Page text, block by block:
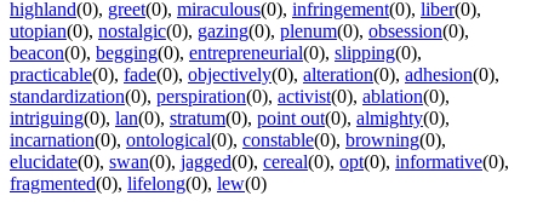
highland(0), greet(0), miraculous(0), infringement(0), liber(0),
utopian(0), nostalgic(0), gazing(0), plenum(0), obsession(0),
beacon(0), begging(0), entrepreneurial(0), slipping(0),
practicable(0), fade(0), objectively(0), alteration(0), adhesion(0),
standardization(0), perspiration(0), activist(0), ablation(0),
intriguing(0), lan(0), stratum(0), point out(0), almighty(0),
incarnation(0), ontological(0), constable(0), browning(0),
elucidate(0), swan(0), jagged(0), cereal(0), opt(0), informative(0),
fragmented(0), lifelong(0), lew(0)